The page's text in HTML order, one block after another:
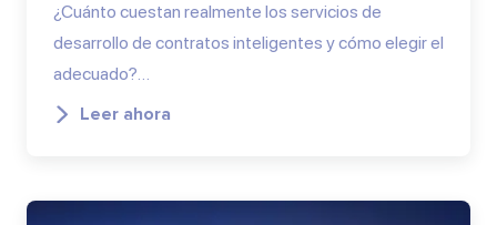
¿Cuánto cuestan realmente los servicios de
desarrollo de contratos inteligentes y cómo elegir el
adecuado?…
Leer ahora